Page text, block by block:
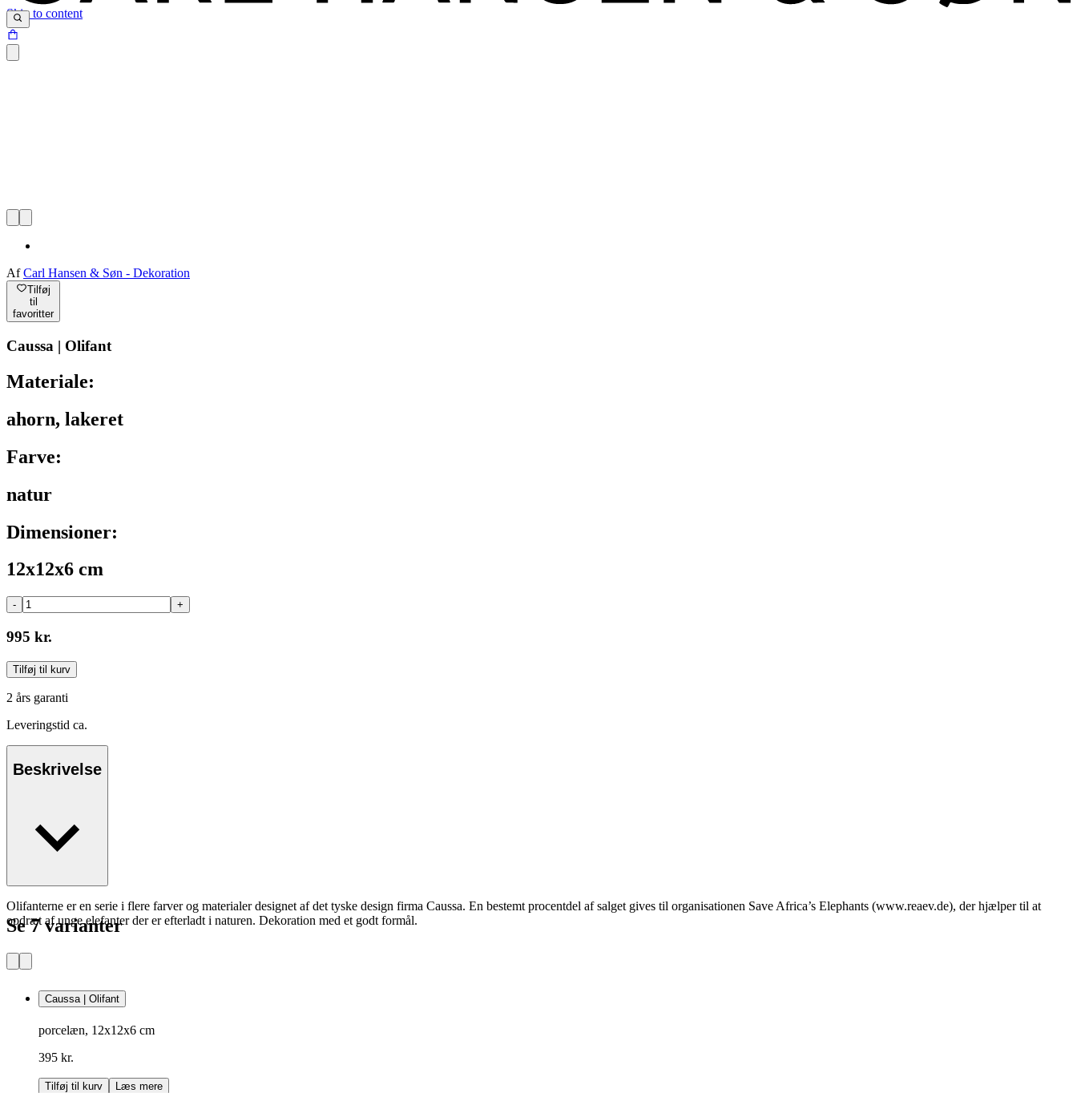
Skip to content
AfCarl Hansen & Søn - Dekoration
Tilføj
til
favoritter
Caussa | Olifant
Materiale:
ahorn, lakeret
Farve:
natur
Dimensioner:
12x12x6 cm
- +
995 kr.
Tilføj til kurv
2 års garanti
Leveringstid ca.
Beskrivelse
Olifanterne er en serie i flere farver og materialer designet af det tyske design firma Caussa. En bestemt procentdel af salget gives til organisationen Save Africa’s Elephants (www.reaev.de), der hjælper til at
opdræt af unge elefanter der er efterladt i naturen. Dekoration med et godt formål.
Se 7 varianter
Caussa | Olifant
porcelæn, 12x12x6 cm
395 kr.
Tilføj til kurv Læs mere